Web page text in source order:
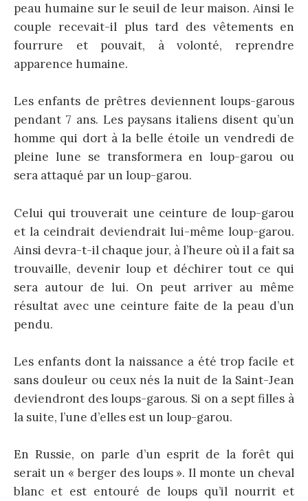
peau humaine sur le seuil de leur maison. Ainsi le
couple recevait-il plus tard des vêtements en
fourrure et pouvait, à volonté, reprendre
apparence humaine.
Les enfants de prêtres deviennent loups-garous
pendant 7 ans. Les paysans italiens disent qu’un
homme qui dort à la belle étoile un vendredi de
pleine lune se transformera en loup-garou ou
sera attaqué par un loup-garou.
Celui qui trouverait une ceinture de loup-garou
et la ceindrait deviendrait lui-même loup-garou.
Ainsi devra-t-il chaque jour, à l’heure où il a fait sa
trouvaille, devenir loup et déchirer tout ce qui
sera autour de lui. On peut arriver au même
résultat avec une ceinture faite de la peau d’un
pendu.
Les enfants dont la naissance a été trop facile et
sans douleur ou ceux nés la nuit de la Saint-Jean
deviendront des loups-garous. Si on a sept filles à
la suite, l’une d’elles est un loup-garou.
En Russie, on parle d’un esprit de la forêt qui
serait un « berger des loups ». Il monte un cheval
blanc et est entouré de loups qu’il nourrit et